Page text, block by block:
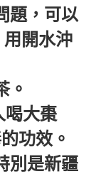
題，可以
用開水沖
。
喝大棗
功效。
別是新疆